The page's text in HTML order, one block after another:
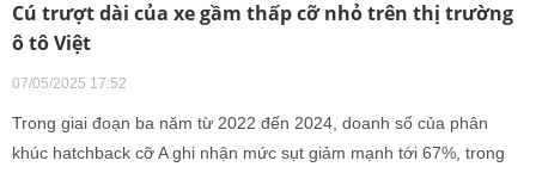
Cú trượt dài của xe gầm thấp cỡ nhỏ trên thị trường
ô tô Việt
07/05/2025 17:52
Trong giai đoạn ba năm từ 2022 đến 2024, doanh số của phân
khúc hatchback cỡ A ghi nhận mức sụt giảm mạnh tới 67%, trong